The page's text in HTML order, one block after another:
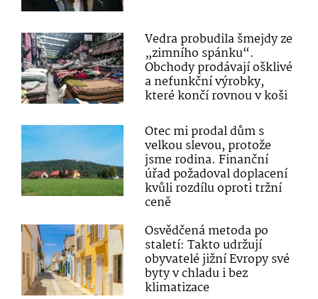
Vedra probudila šmejdy ze
„zimního spánku“.
Obchody prodávají ošklivé
a nefunkční výrobky,
které končí rovnou v koši
Otec mi prodal dům s
velkou slevou, protože
jsme rodina. Finanční
úřad požadoval doplacení
kvůli rozdílu oproti tržní
ceně
Osvědčená metoda po
staletí: Takto udržují
obyvatelé jižní Evropy své
byty v chladu i bez
klimatizace